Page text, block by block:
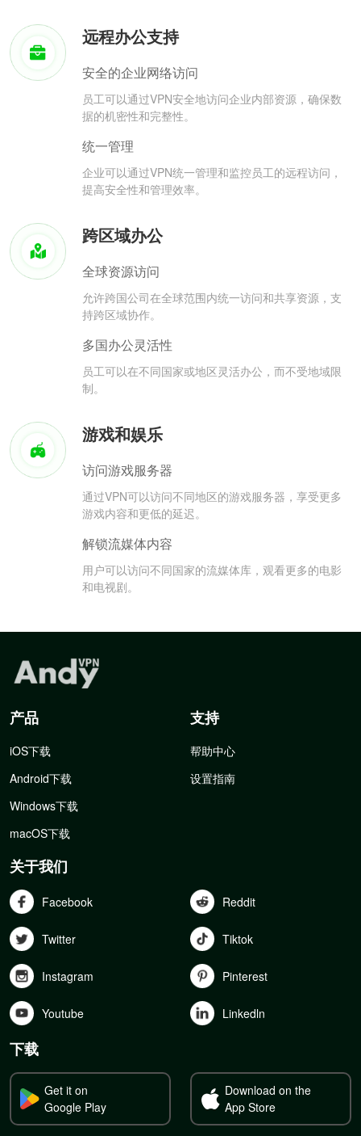
远程办公支持
安全的企业网络访问
员工可以通过VPN安全地访问企业内部资源，确保数
据的机密性和完整性。
统一管理
企业可以通过VPN统一管理和监控员工的远程访问，
提高安全性和管理效率。
跨区域办公
全球资源访问
允许跨国公司在全球范围内统一访问和共享资源，支
持跨区域协作。
多国办公灵活性
员工可以在不同国家或地区灵活办公，而不受地域限
制。
游戏和娱乐
访问游戏服务器
通过VPN可以访问不同地区的游戏服务器，享受更多
游戏内容和更低的延迟。
解锁流媒体内容
用户可以访问不同国家的流媒体库，观看更多的电影
和电视剧。
产品
iOS下载
Android下载
Windows下载
macOS下载
支持
帮助中心
设置指南
关于我们
Facebook Reddit
Twitter Tiktok
Instagram Pinterest
Youtube Linkedln
下载
Get it on
Google Play
Download on the
App Store